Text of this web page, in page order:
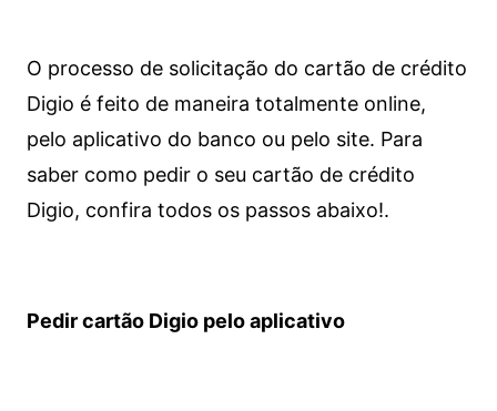
O processo de solicitação do cartão de crédito
Digio é feito de maneira totalmente online,
pelo aplicativo do banco ou pelo site. Para
saber como pedir o seu cartão de crédito
Digio, confira todos os passos abaixo!.
Pedir cartão Digio pelo aplicativo